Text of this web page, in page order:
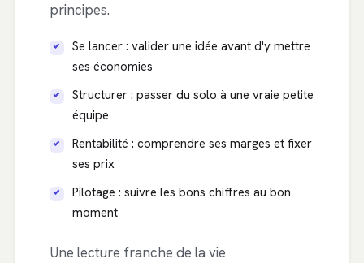
principes.
Se lancer : valider une idée avant d'y mettre
ses économies
Structurer : passer du solo à une vraie petite
équipe
Rentabilité : comprendre ses marges et fixer
ses prix
Pilotage : suivre les bons chiffres au bon
moment
Une lecture franche de la vie